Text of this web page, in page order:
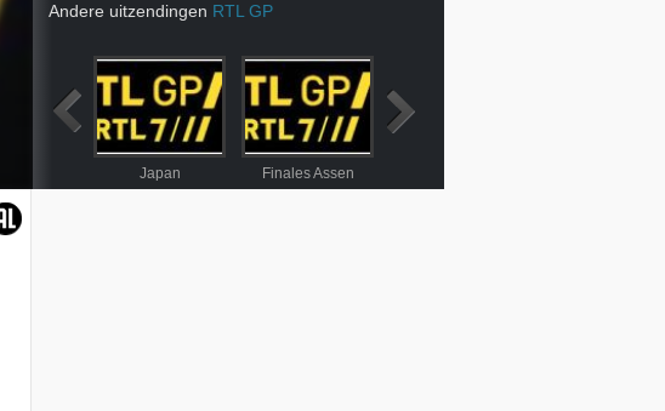
Andere uitzendingen RTL GP
Japan Finales Assen